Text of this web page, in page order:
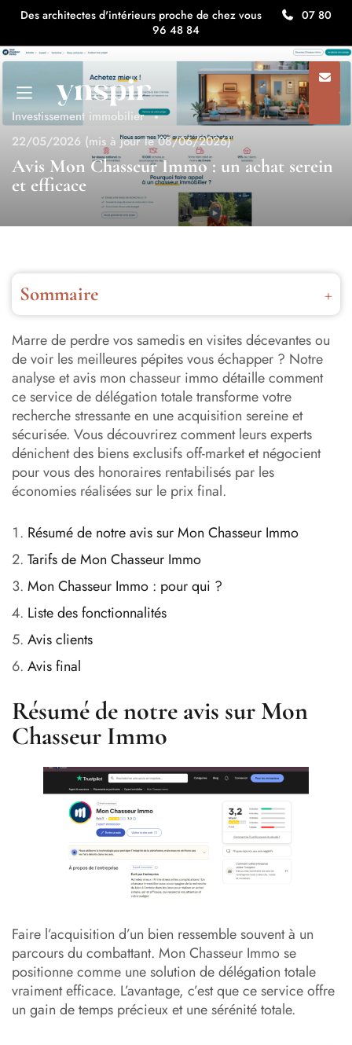
Des architectes d'intérieurs proche de chez vous
07 80
96 48 84
Investissement immobilier
22/05/2026 (mis à jour le 08/06/2026)
Avis Mon Chasseur Immo : un achat serein
et efficace
Sommaire
Résumé de notre avis sur Mon Chasseur Immo
Tarifs de Mon Chasseur Immo
Mon Chasseur Immo : pour qui ?
Liste des fonctionnalités
Avis clients
Avis final
FAQ
Marre de perdre vos samedis en visites décevantes ou
de voir les meilleures pépites vous échapper ? Notre
analyse et avis mon chasseur immo détaille comment
ce service de délégation totale transforme votre
recherche stressante en une acquisition sereine et
sécurisée. Vous découvrirez comment leurs experts
dénichent des biens exclusifs off-market et négocient
pour vous des honoraires rentabilisés par les
économies réalisées sur le prix final.
Résumé de notre avis sur Mon Chasseur Immo
Tarifs de Mon Chasseur Immo
Mon Chasseur Immo : pour qui ?
Liste des fonctionnalités
Avis clients
Avis final
Résumé de notre avis sur Mon
Chasseur Immo
Faire l’acquisition d’un bien ressemble souvent à un
parcours du combattant. Mon Chasseur Immo se
positionne comme une solution de délégation totale
vraiment efficace. L’avantage, c’est que ce service offre
un gain de temps précieux et une sérénité totale.